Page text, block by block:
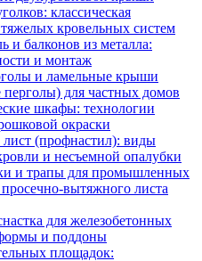
классическая
кровельных систем
и балконов из металла:
и монтаж
и ламельные крыши
для частных домов
шкафы: технологии
окраски
(профнастил): виды
и несъемной опалубки
и трапы для промышленных
вытяжного листа
для железобетонных
и поддоны
площадок: